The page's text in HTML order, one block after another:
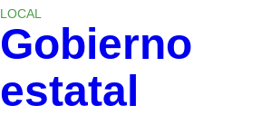
LOCAL
Gobierno
estatal